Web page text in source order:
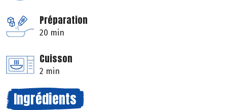
Préparation
20 min
Cuisson
2 min
Ingrédients